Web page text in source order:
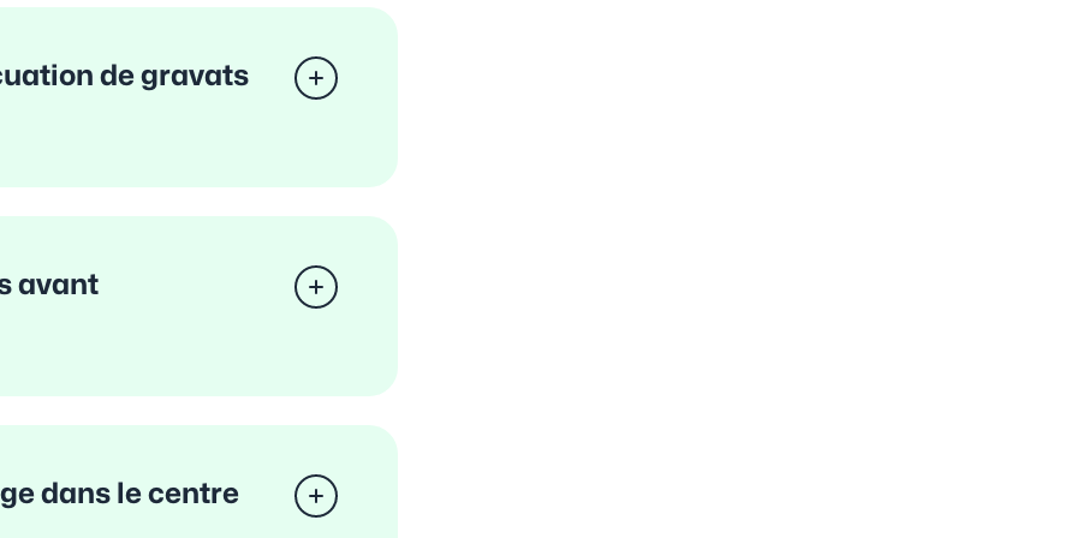
de gravats
avant
dans le centre